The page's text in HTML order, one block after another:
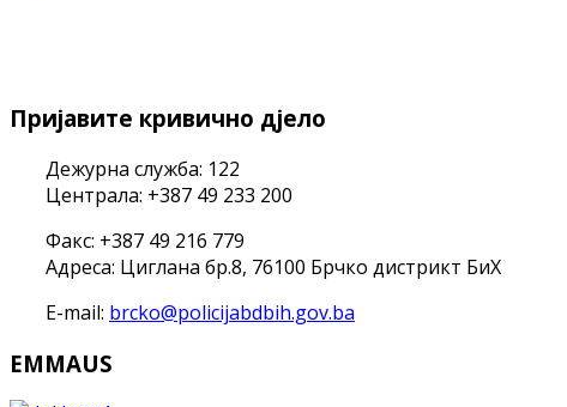
Пријавите кривично дјело
Дежурна служба: 122
Централа: +387 49 233 200
Факс: +387 49 216 779
Адреса: Циглана бр.8, 76100 Брчко дистрикт БиХ
E-mail: brcko@policijabdbih.gov.ba
EMMAUS